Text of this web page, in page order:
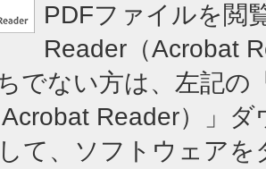
PDFファイルを閲
Reader（Acrobat
でない方は、左記の
Reader）」
て、ソフトウェア